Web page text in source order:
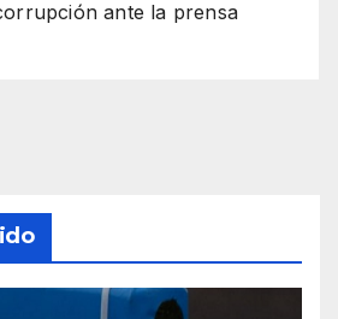
ante la prensa